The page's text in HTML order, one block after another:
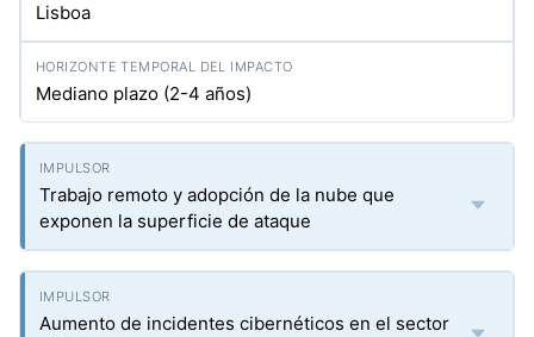
Lisboa
Mediano plazo (2-4 años)
Trabajo remoto y adopción de la nube que
exponen la superficie de ataque
Aumento de incidentes cibernéticos en el sector